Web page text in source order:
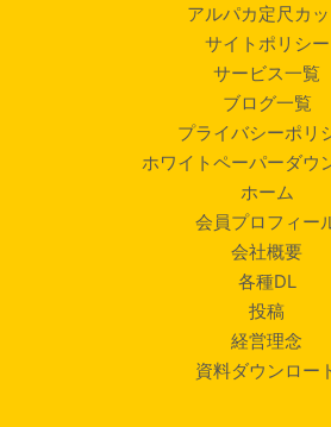
アルパカ定尺カッ
サイトポリシー
サービス一覧
ブログ一覧
プライバシーポリ
ホワイトペーパーダウ
ホーム
会員プロフィー
会社概要
各種DL
投稿
経営理念
資料ダウンロー